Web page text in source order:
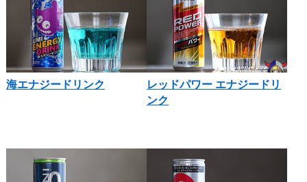
海エナジードリンク
レッドパワー エナジードリ
ンク